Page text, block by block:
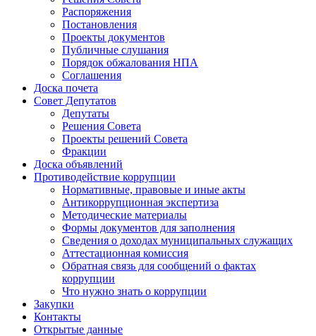
Распоряжения
Постановления
Проекты документов
Публичные слушания
Порядок обжалования НПА
Соглашения
Доска почета
Совет Депутатов
Депутаты
Решения Совета
Проекты решений Совета
Фракции
Доска объявлений
Противодействие коррупции
Нормативные, правовые и иные акты
Антикоррупционная экспертиза
Методические материалы
Формы документов для заполнения
Сведения о доходах муниципальных служащих
Аттестационная комиссия
Обратная связь для сообщений о фактах
коррупции
Что нужно знать о коррупции
Закупки
Контакты
Открытые данные